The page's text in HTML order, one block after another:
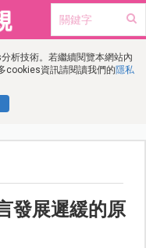
析技術。若繼續閱覽本網站內
cookies資訊請閱讀我們的隱私
發展遲緩的原